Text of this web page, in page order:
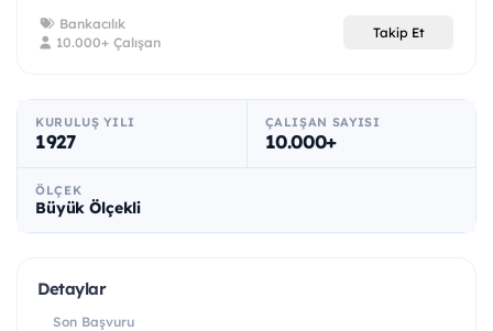
Bankacılık
10.000+ Çalışan
Takip Et
KURULUŞ YILI
1927
ÇALIŞAN SAYISI
10.000+
ÖLÇEK
Büyük Ölçekli
Detaylar
Son Başvuru